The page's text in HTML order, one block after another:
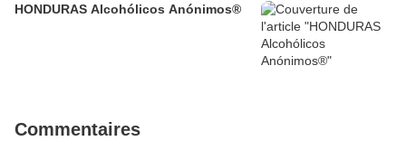
HONDURAS Alcohólicos Anónimos®
Commentaires